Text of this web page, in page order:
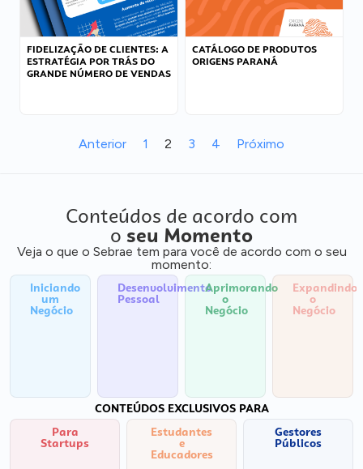
FIDELIZAÇÃO DE CLIENTES: A
ESTRATÉGIA POR TRÁS DO
GRANDE NÚMERO DE VENDAS
CATÁLOGO DE PRODUTOS
ORIGENS PARANÁ
Anterior 1 2 3 4 Próximo
Conteúdos de acordo com
o seu Momento
Veja o que o Sebrae tem para você de acordo com o seu
momento:
Iniciando
um
Negócio
Desenvolvimento
Pessoal
Aprimorando
o
Negócio
Expandindo
o
Negócio
CONTEÚDOS EXCLUSIVOS PARA
Para
Startups
Estudantes
e
Educadores
Gestores
Públicos